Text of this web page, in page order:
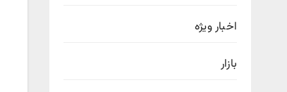
اخبار ویژه
بازار